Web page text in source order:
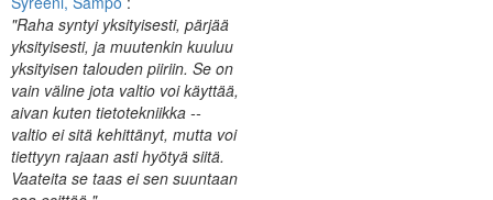
"Raha syntyi yksityisesti, pärjää
yksityisesti, ja muutenkin kuuluu
yksityisen talouden piiriin. Se on
vain väline jota valtio voi käyttää,
aivan kuten tietotekniikka --
valtio ei sitä kehittänyt, mutta voi
tiettyyn rajaan asti hyötyä siitä.
Vaateita se taas ei sen suuntaan